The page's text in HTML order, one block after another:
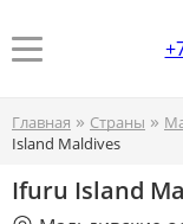
Главная » Страны »
Island Maldives
Ifuru Island